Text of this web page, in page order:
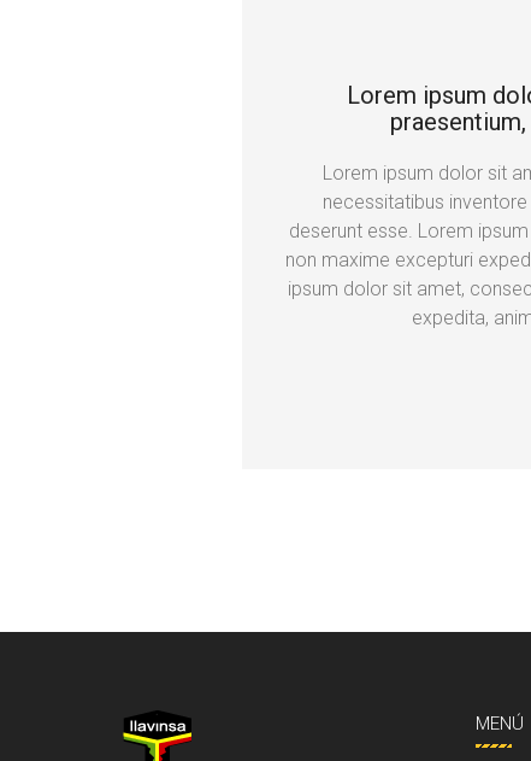
Lorem ipsum
Lorem ipsum dolor sit
necessitatibus
deserunt esse. Lorem
non maxime excepturi
ipsum dolor sit amet,
expedita,
MENÚ